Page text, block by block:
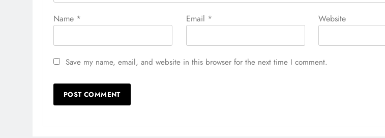
Name * Email * Website
Save my name, email, and website in this browser for the next time I comment.